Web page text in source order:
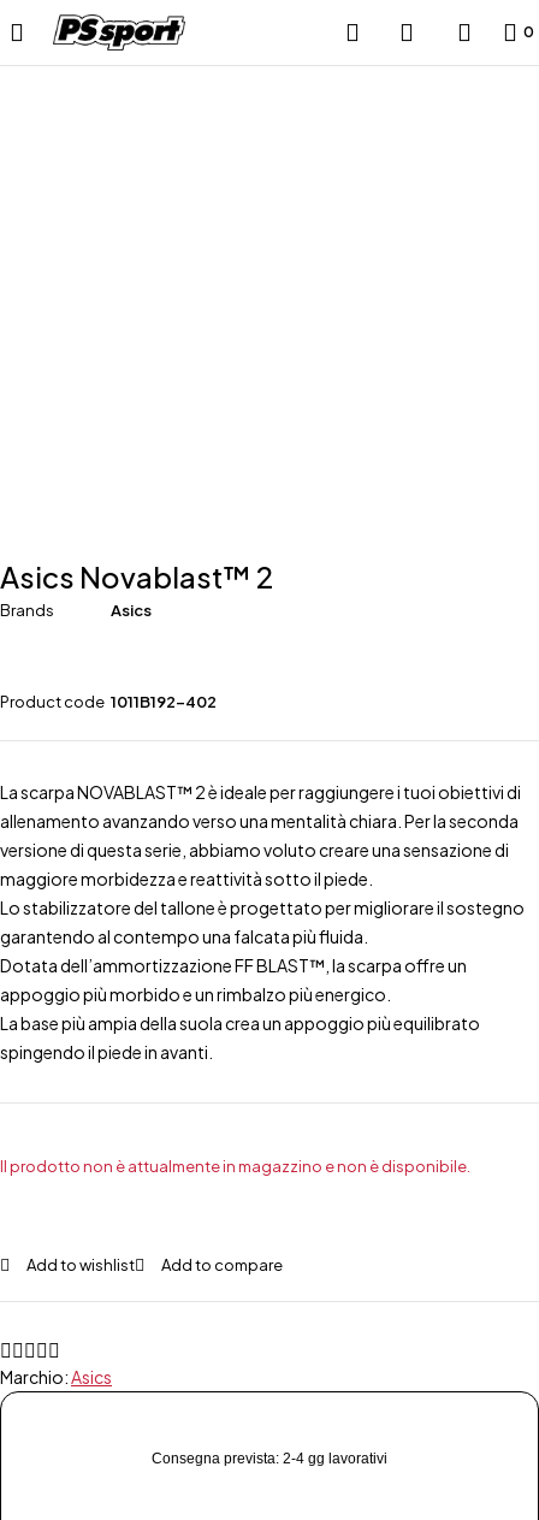
0
Asics Novablast™ 2
Brands Asics
Product code 1011B192-402
La scarpa NOVABLAST™ 2 è ideale per raggiungere i tuoi obiettivi di
allenamento avanzando verso una mentalità chiara. Per la seconda
versione di questa serie, abbiamo voluto creare una sensazione di
maggiore morbidezza e reattività sotto il piede.
Lo stabilizzatore del tallone è progettato per migliorare il sostegno
garantendo al contempo una falcata più fluida.
Dotata dell’ammortizzazione FF BLAST™, la scarpa offre un
appoggio più morbido e un rimbalzo più energico.
La base più ampia della suola crea un appoggio più equilibrato
spingendo il piede in avanti.
Il prodotto non è attualmente in magazzino e non è disponibile.
Add to wishlist Add to compare
Marchio:Asics
Consegna prevista: 2-4 gg lavorativi